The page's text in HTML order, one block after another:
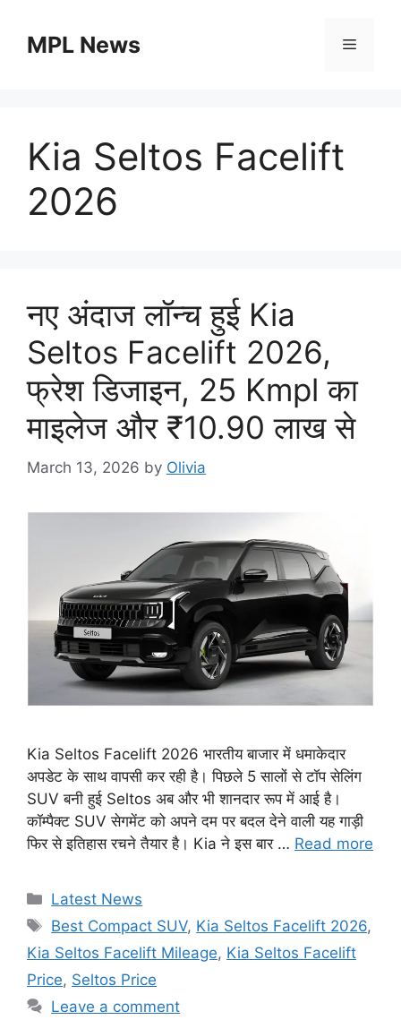
contentMPL News Menu
Kia Seltos Facelift
2026
नए अंदाज लॉन्च हुई Kia
Seltos Facelift 2026,
फ्रेश डिजाइन, 25 Kmpl का
माइलेज और ₹10.90 लाख से
March 13, 2026 by Olivia
Kia Seltos Facelift 2026 भारतीय बाजार में धमाकेदार
अपडेट के साथ वापसी कर रही है। पिछले 5 सालों से टॉप सेलिंग
SUV बनी हुई Seltos अब और भी शानदार रूप में आई है।
कॉम्पैक्ट SUV सेगमेंट को अपने दम पर बदल देने वाली यह गाड़ी
फिर से इतिहास रचने तैयार है। Kia ने इस बार … Read more
Categories
Latest News
Tags
Best Compact SUV, Kia Seltos Facelift 2026,
Kia Seltos Facelift Mileage, Kia Seltos Facelift
Price, Seltos Price
Leave a comment